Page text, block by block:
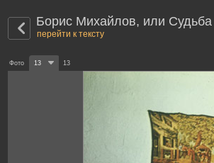
Борис Михайлов, или
перейти к тексту
Фото 13 13